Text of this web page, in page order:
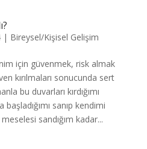
| Bireysel/Kişisel Gelişim
için güvenmek, risk almak
kırılmaları sonucunda sert
bu duvarları kırdığımı
sanıp kendimi
sandığım kadar...